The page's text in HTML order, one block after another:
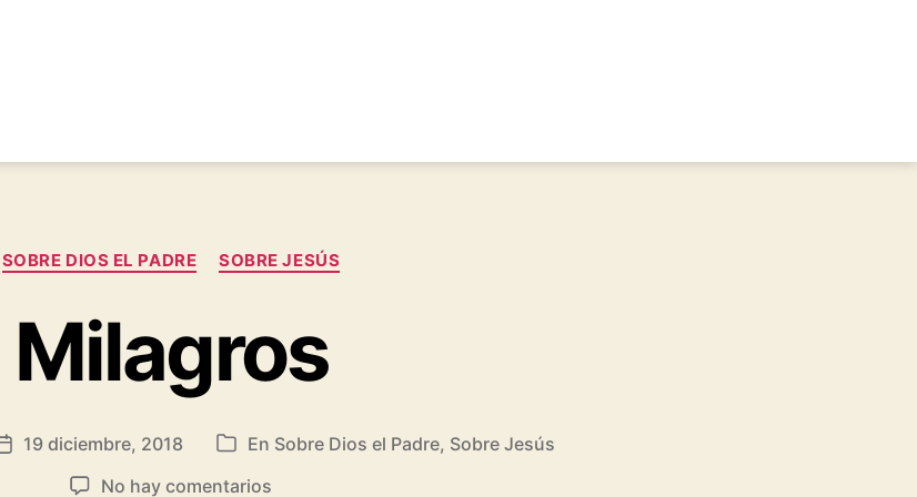
Categorías
SOBRE DIOS EL PADRE SOBRE JESÚS
Milagros
Fecha19 diciembre, 2018 Categorías
En Sobre Dios el Padre, Sobre Jesús
No hay comentarios